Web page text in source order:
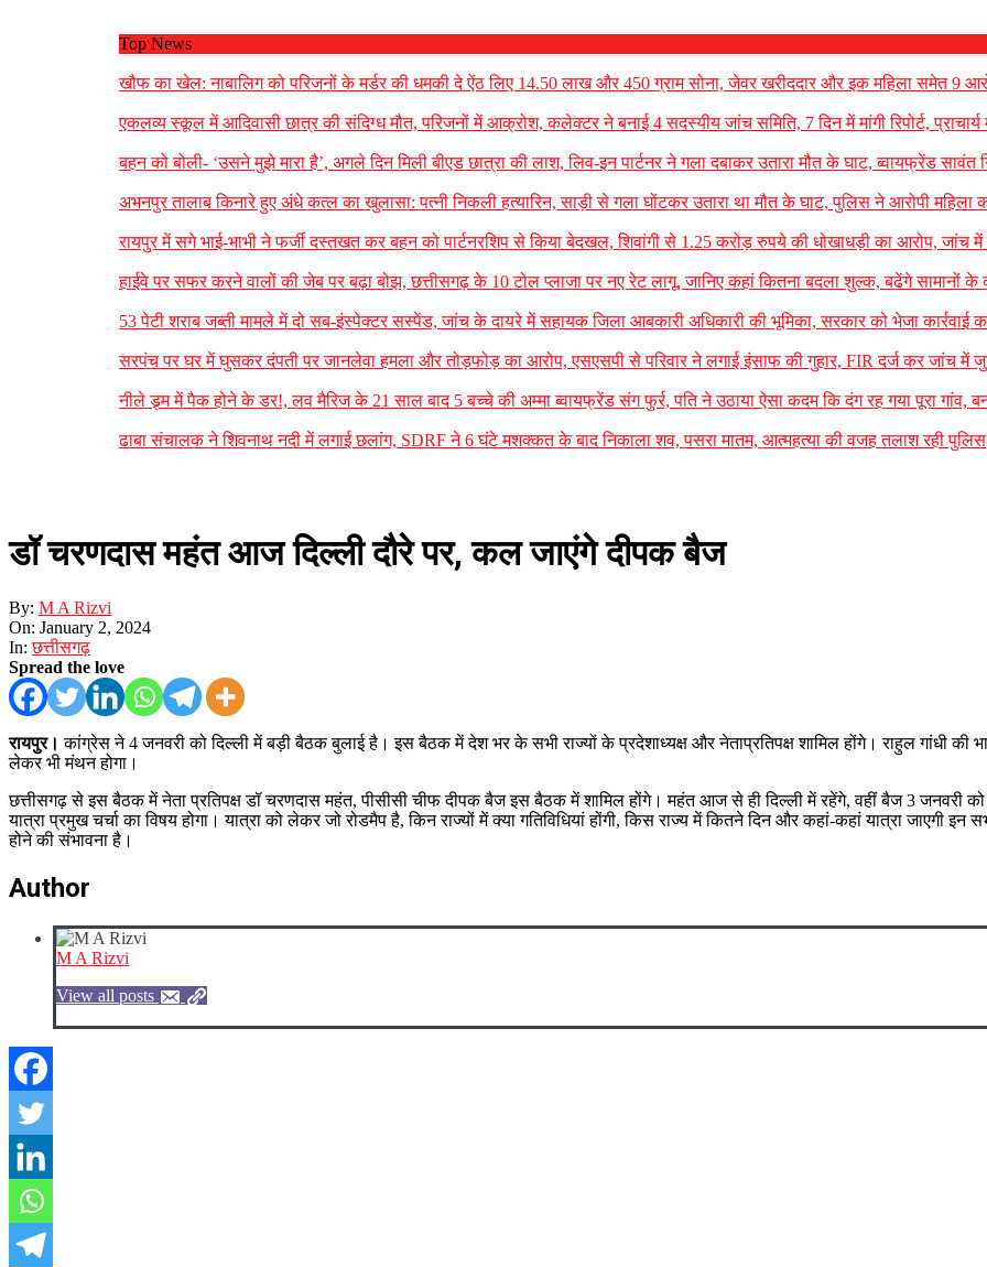
Top News
खौफ का खेल: नाबालिग को परिजनों के मर्डर की धमकी दे ऐंठ लिए 14.50 लाख और 450 ग्राम सोना, जेवर खरीददार और इक महिला समेत 9
एकलव्य स्कूल में आदिवासी छात्र की संदिग्ध मौत, परिजनों में आक्रोश, कलेक्टर ने बनाई 4 सदस्यीय जांच समिति, 7 दिन में मांगी रिपोर्ट,
बहन को बोली- ‘उसने मुझे मारा है’, अगले दिन मिली बीएड छात्रा की लाश, लिव-इन पार्टनर ने गला दबाकर उतारा मौत के घाट, ब्वायफ्रेंड सावंत
अभनपुर तालाब किनारे हुए अंधे कत्ल का खुलासा: पत्नी निकली हत्यारिन, साड़ी से गला घोंटकर उतारा था मौत के घाट, पुलिस ने आरोपी महिला
रायपुर में सगे भाई-भाभी ने फर्जी दस्तखत कर बहन को पार्टनरशिप से किया बेदखल, शिवांगी से 1.25 करोड़ रुपये की धोखाधड़ी का आरोप, जांच
हाईवे पर सफर करने वालों की जेब पर बढ़ा बोझ, छत्तीसगढ़ के 10 टोल प्लाजा पर नए रेट लागू, जानिए कहां कितना बदला शुल्क, बढेंगे सामानों के
53 पेटी शराब जब्ती मामले में दो सब-इंस्पेक्टर सस्पेंड, जांच के दायरे में सहायक जिला आबकारी अधिकारी की भूमिका, सरकार को भेजा कार्रवाई
सरपंच पर घर में घुसकर दंपती पर जानलेवा हमला और तोड़फोड़ का आरोप, एसएसपी से परिवार ने लगाई इंसाफ की गुहार, FIR दर्ज कर जांच में
नीले ड्र्म में पैक होने के डर!, लव मैरिज के 21 साल बाद 5 बच्चे की अम्मा ब्वायफ्रेंड संग फुर्र, पति ने उठाया ऐसा कदम कि दंग रह गया पूरा गांव,
ढाबा संचालक ने शिवनाथ नदी में लगाई छलांग, SDRF ने 6 घंटे मशक्कत के बाद निकाला शव, पसरा मातम, आत्महत्या की वजह तलाश रही पुलिस
डॉ चरणदास महंत आज दिल्ली दौरे पर, कल जाएंगे दीपक बैज
By: M A Rizvi
On: January 2, 2024
In: छत्तीसगढ़
Spread the love
रायपुर। कांग्रेस ने 4 जनवरी को दिल्ली में बड़ी बैठक बुलाई है। इस बैठक में देश भर के सभी राज्यों के प्रदेशाध्यक्ष और नेताप्रतिपक्ष शामिल होंगे। राहुल गांधी की
लेकर भी मंथन होगा।
छत्तीसगढ़ से इस बैठक में नेता प्रतिपक्ष डॉ चरणदास महंत, पीसीसी चीफ दीपक बैज इस बैठक में शामिल होंगे। महंत आज से ही दिल्ली में रहेंगे, वहीं बैज 3 जनवरी
यात्रा प्रमुख चर्चा का विषय होगा। यात्रा को लेकर जो रोडमैप है, किन राज्यों में क्या गतिविधियां होंगी, किस राज्य में कितने दिन और कहां-कहां यात्रा जाएगी
होने की संभावना है।
Author
M A Rizvi
View all posts